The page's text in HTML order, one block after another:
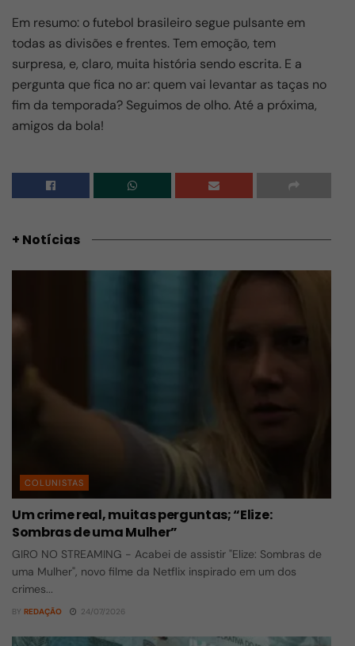
Em resumo: o futebol brasileiro segue pulsante em
todas as divisões e frentes. Tem emoção, tem
surpresa, e, claro, muita história sendo escrita. E a
pergunta que fica no ar: quem vai levantar as taças no
fim da temporada? Seguimos de olho. Até a próxima,
amigos da bola!
+ Notícias
COLUNISTAS
Um crime real, muitas perguntas; “Elize:
Sombras de uma Mulher”
GIRO NO STREAMING - Acabei de assistir "Elize: Sombras de
uma Mulher", novo filme da Netflix inspirado em um dos
crimes...
BY REDAÇÃO 24/07/2026